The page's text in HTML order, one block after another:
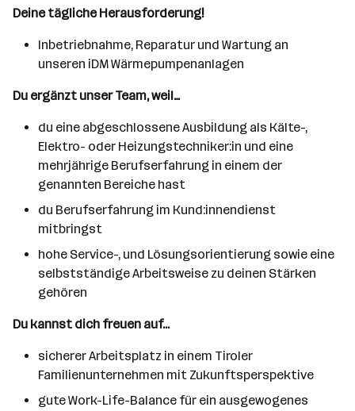
Deine tägliche Herausforderung!
Inbetriebnahme, Reparatur und Wartung an
unseren iDM Wärmepumpenanlagen
Du ergänzt unser Team, weil…
du eine abgeschlossene Ausbildung als Kälte-,
Elektro- oder Heizungstechniker:in und eine
mehrjährige Berufserfahrung in einem der
genannten Bereiche hast
du Berufserfahrung im Kund:innendienst
mitbringst
hohe Service-, und Lösungsorientierung sowie eine
selbstständige Arbeitsweise zu deinen Stärken
gehören
Du kannst dich freuen auf...
sicherer Arbeitsplatz in einem Tiroler
Familienunternehmen mit Zukunftsperspektive
gute Work-Life-Balance für ein ausgewogenes